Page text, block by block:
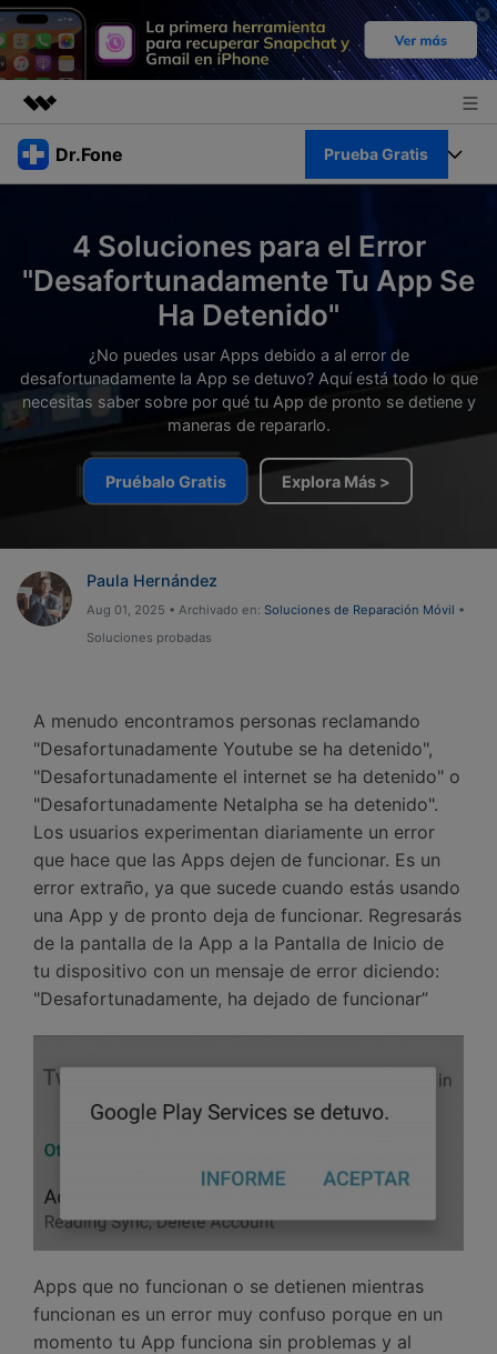
Productos destacados
Resumen
Soluciones
Quiénes somos
Tienda
Dr.Fone Prueba Gratis
Ver Kit Completo >
Productos
Para Celular
Herramientas Online
Descubre lo mejor de Dr.Fone
Guías
Blog
Transferencia de Datos
Gestor de Datos
Reparación de Móviles
Protección del Móvil
Desbloqueo FRP en Android 16
Iniciar sesión
4 Soluciones para el Error
"Desafortunadamente Tu App Se
Ha Detenido"
¿No puedes usar Apps debido a al error de
desafortunadamente la App se detuvo? Aquí está todo lo que
necesitas saber sobre por qué tu App de pronto se detiene y
maneras de repararlo.
Pruébalo Gratis Explora Más >
Paula Hernández
Aug 01, 2025 • Archivado en: Soluciones de Reparación Móvil •
Soluciones probadas
A menudo encontramos personas reclamando
"Desafortunadamente Youtube se ha detenido",
"Desafortunadamente el internet se ha detenido" o
"Desafortunadamente Netalpha se ha detenido".
Los usuarios experimentan diariamente un error
que hace que las Apps dejen de funcionar. Es un
error extraño, ya que sucede cuando estás usando
una App y de pronto deja de funcionar. Regresarás
de la pantalla de la App a la Pantalla de Inicio de
tu dispositivo con un mensaje de error diciendo:
"Desafortunadamente, ha dejado de funcionar”
Apps que no funcionan o se detienen mientras
funcionan es un error muy confuso porque en un
momento tu App funciona sin problemas y al